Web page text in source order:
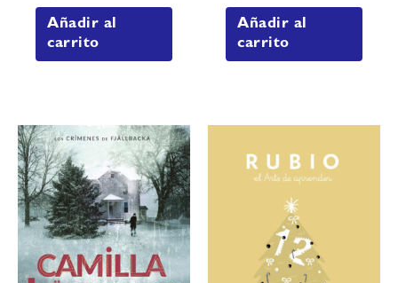
Añadir al
carrito
Añadir al
carrito